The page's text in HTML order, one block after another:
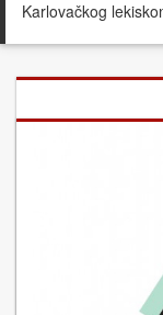
Karlovačkog